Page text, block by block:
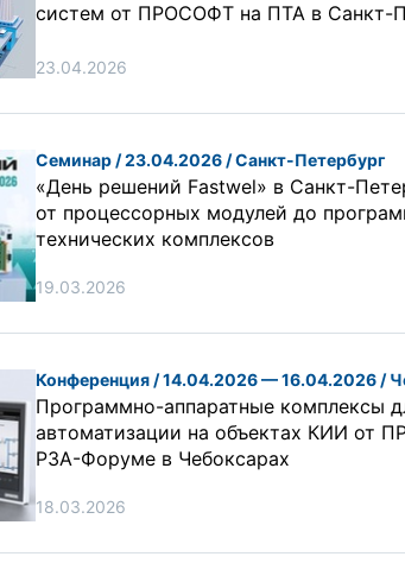
систем от ПРОСОФТ на ПТА в Санкт-
23.04.2026
Семинар / 23.04.2026 / Санкт-Петербург
«День решений Fastwel» в Санкт-
от процессорных модулей до
технических комплексов
19.03.2026
Конференция / 14.04.2026 — 16.04.2026 /
Программно-аппаратные комплексы
автоматизации на объектах КИИ от
РЗА-Форуме в Чебоксарах
18.03.2026